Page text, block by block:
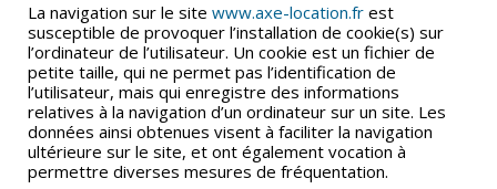
La navigation sur le site www.axe-location.fr est
susceptible de provoquer l’installation de cookie(s) sur
l’ordinateur de l’utilisateur. Un cookie est un fichier de
petite taille, qui ne permet pas l’identification de
l’utilisateur, mais qui enregistre des informations
relatives à la navigation d’un ordinateur sur un site. Les
données ainsi obtenues visent à faciliter la navigation
ultérieure sur le site, et ont également vocation à
permettre diverses mesures de fréquentation.